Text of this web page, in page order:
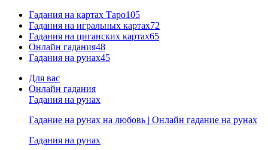
Гадания на картах Таро105
Гадания на игральных картах72
Гадания на циганских картах65
Онлайн гадания48
Гадания на рунах45
Для вас
Онлайн гадания
Гадания на рунах
Гадание на рунах на любовь | Онлайн гадание на рунах
Гадания на рунах